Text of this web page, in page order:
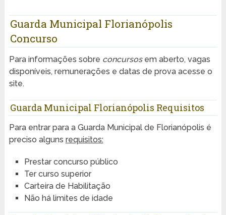
Guarda Municipal Florianópolis
Concurso
Para informações sobre concursosem aberto, vagas
disponíveis, remunerações e datas de prova acesse o
site.
Guarda Municipal Florianópolis Requisitos
Para entrar para a Guarda Municipal de Florianópolis é
preciso alguns requisitos:
Prestar concurso público
Ter curso superior
Carteira de Habilitação
Não há limites de idade